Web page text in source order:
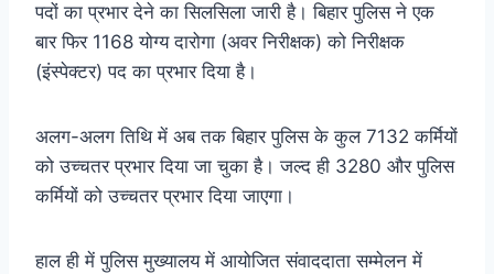
पदों का प्रभार देने का सिलसिला जारी है। बिहार पुलिस ने एक
बार फिर 1168 योग्य दारोगा (अवर निरीक्षक) को निरीक्षक
(इंस्पेक्टर) पद का प्रभार दिया है।
अलग-अलग तिथि में अब तक बिहार पुलिस के कुल 7132 कर्मियों
को उच्चतर प्रभार दिया जा चुका है। जल्द ही 3280 और पुलिस
कर्मियों को उच्चतर प्रभार दिया जाएगा।
हाल ही में पुलिस मुख्यालय में आयोजित संवाददाता सम्मेलन में